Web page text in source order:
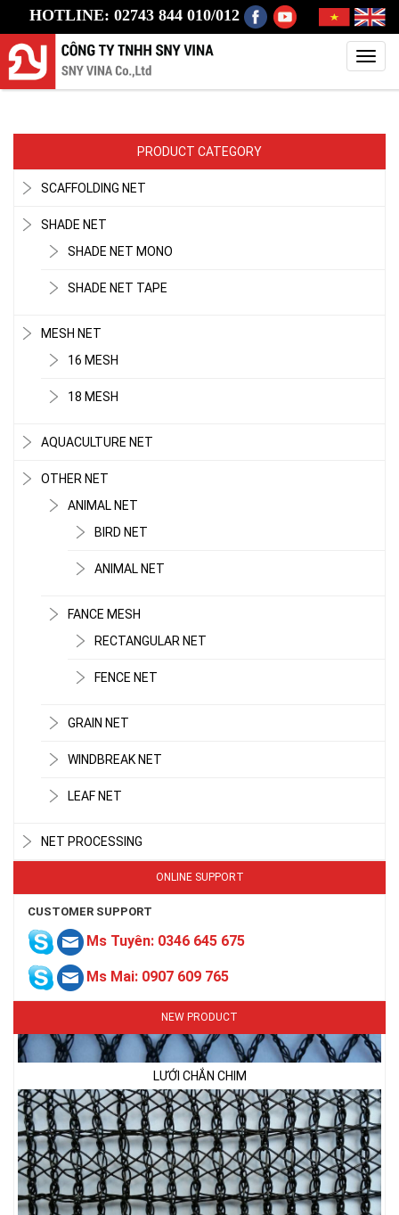
HOTLINE: 02743 844 010/012
PRODUCT CATEGORY
SCAFFOLDING NET
SHADE NET
SHADE NET MONO
SHADE NET TAPE
MESH NET
16 MESH
18 MESH
AQUACULTURE NET
OTHER NET
ANIMAL NET
BIRD NET
ANIMAL NET
FANCE MESH
RECTANGULAR NET
FENCE NET
GRAIN NET
WINDBREAK NET
LEAF NET
NET PROCESSING
ONLINE SUPPORT
CUSTOMER SUPPORT
Ms Tuyên: 0346 645 675
Ms Mai: 0907 609 765
NEW PRODUCT
LƯỚI CHẮN CHIM